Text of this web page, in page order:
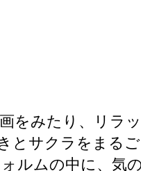
をみたり、リラ
とサクラをまる
ルムの中に、気